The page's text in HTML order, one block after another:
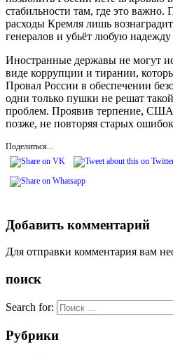
стабильности там, где это важно.
расходы Кремля лишь
генералов и убьёт любую
Иностранные державы не могут
виде коррупции и тирании,
Провал России в обеспечении
одни только пушки не решат
проблем. Проявив терпение, США
позже, не повторяя старых
Поделиться...
Добавить комментарий
Для отправки комментария вам
поиск
Search for:
Рубрики